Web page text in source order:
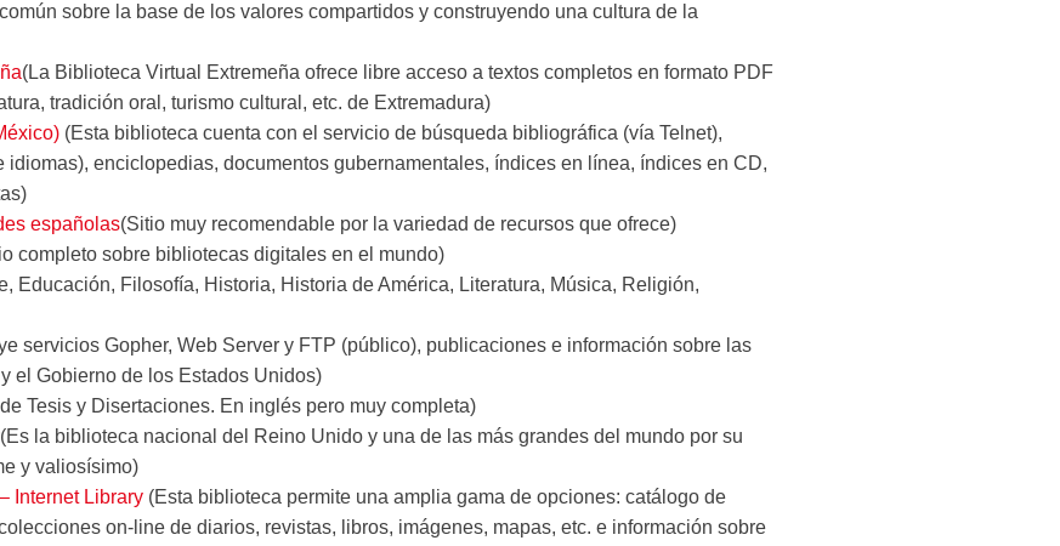
sobre la base de los valores compartidos y construyendo una cultura de la
(La Biblioteca Virtual Extremeña ofrece libre acceso a textos completos en formato PDF
tradición oral, turismo cultural, etc. de Extremadura)
(Esta biblioteca cuenta con el servicio de búsqueda bibliográfica (vía Telnet),
idiomas), enciclopedias, documentos gubernamentales, índices en línea, índices en CD,
españolas(Sitio muy recomendable por la variedad de recursos que ofrece)
completo sobre bibliotecas digitales en el mundo)
Educación, Filosofía, Historia, Historia de América, Literatura, Música, Religión,
servicios Gopher, Web Server y FTP (público), publicaciones e información sobre las
el Gobierno de los Estados Unidos)
Tesis y Disertaciones. En inglés pero muy completa)
(Es la biblioteca nacional del Reino Unido y una de las más grandes del mundo por su
y valiosísimo)
Internet Library (Esta biblioteca permite una amplia gama de opciones: catálogo de
on-line de diarios, revistas, libros, imágenes, mapas, etc. e información sobre